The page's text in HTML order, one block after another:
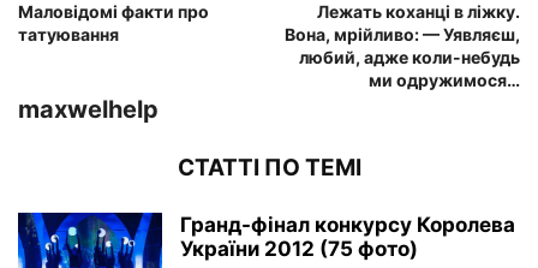
Маловідомі факти про
татуювання
Лежать коханці в ліжку.
Вона, мрійливо: — Уявляєш,
любий, адже коли-небудь
ми одружимося…
maxwelhelp
СТАТТІ ПО ТЕМІ
Гранд-фінал конкурсу Королева
України 2012 (75 фото)